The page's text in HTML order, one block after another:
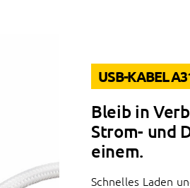
USB-KABEL
Bleib in
Strom- und
einem.
Schnelles Laden